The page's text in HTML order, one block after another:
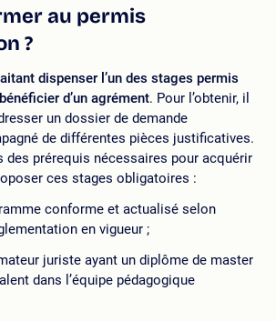
au permis
?
dispenser l’un des stages permis
d’un agrément. Pour l’obtenir, il
un dossier de demande
de différentes pièces justificatives.
des prérequis nécessaires pour acquérir
ces stages obligatoires :
conforme et actualisé selon
en vigueur ;
juriste ayant un diplôme de master
dans l’équipe pédagogique